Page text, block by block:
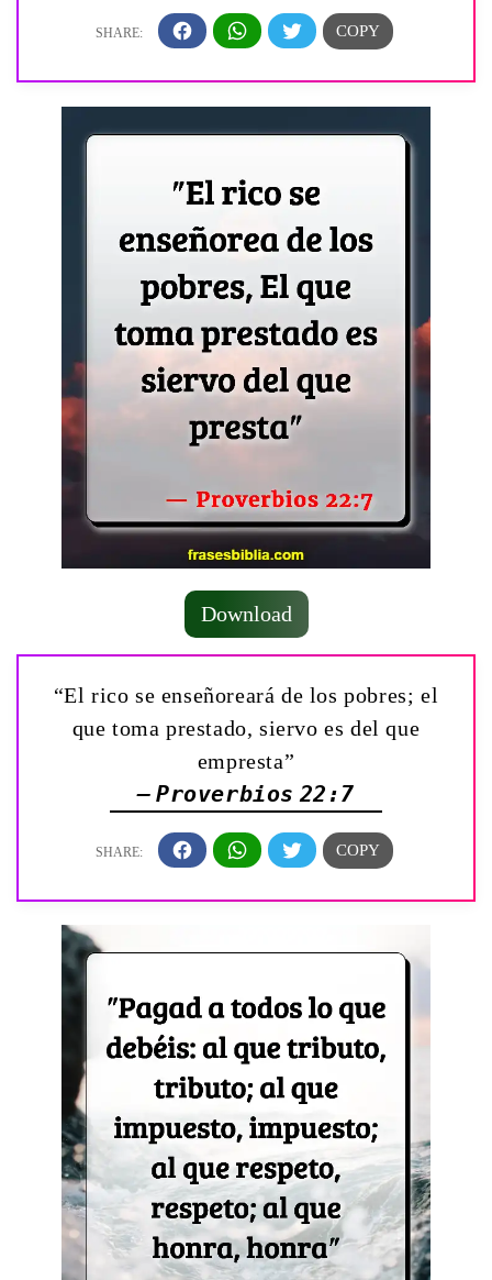
Download
“El rico se enseñoreará de los pobres; el
que toma prestado, siervo es del que
empresta”
— Proverbios 22:7